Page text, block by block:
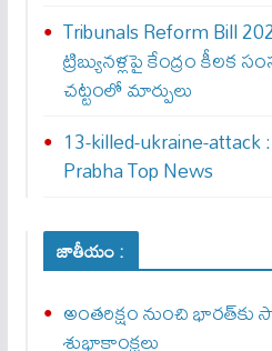
Tribunals Reform Bill
ట్రిబ్యునళ్లపై కేంద్రం కీలక
చట్టంలో మార్పులు
13-killed-ukraine-
Prabha Top News
జాతీయం :
అంతరిక్షం నుంచి భారత్‌కు
శుభాకాంక్షలు